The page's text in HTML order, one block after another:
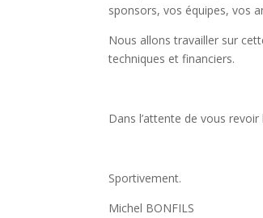
sponsors, vos équipes, vos
Nous allons travailler sur
techniques et financiers.
Dans l’attente de vous
Sportivement.
Michel BONFILS